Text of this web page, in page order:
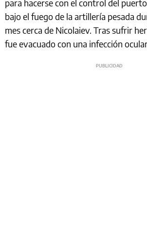
para hacerse con el control del
bajo el fuego de la artillería pesada
mes cerca de Nicolaiev. Tras sufrir
fue evacuado con una infección